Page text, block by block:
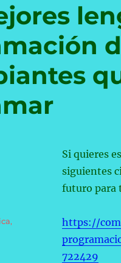
Si quieres
siguientes
futuro para
https://
722429
,